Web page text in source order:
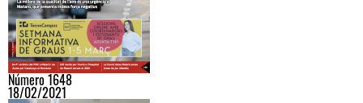
Número 1648
18/02/2021